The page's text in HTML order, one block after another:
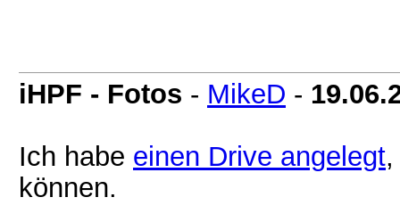
iHPF - Fotos - MikeD -
Ich habe einen Drive angelegt
können.